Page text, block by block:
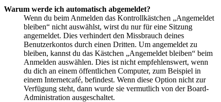
Warum werde ich automatisch abgemeldet?
Wenn du beim Anmelden das Kontrollkästchen „Angemeldet
bleiben“ nicht auswählst, wirst du nur für eine Sitzung
angemeldet. Dies verhindert den Missbrauch deines
Benutzerkontos durch einen Dritten. Um angemeldet zu
bleiben, kannst du das Kästchen „Angemeldet bleiben“ beim
Anmelden auswählen. Dies ist nicht empfehlenswert, wenn
du dich an einem öffentlichen Computer, zum Beispiel in
einem Internetcafé, befindest. Wenn diese Option nicht zur
Verfügung steht, dann wurde sie vermutlich von der Board-
Administration ausgeschaltet.